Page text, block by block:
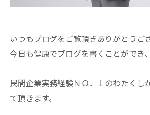
いつもブログをご覧頂きありがとうご
今日も健康でブログを書くことができ
民間企業実務経験ＮＯ．１のわたくし
て頂きます。